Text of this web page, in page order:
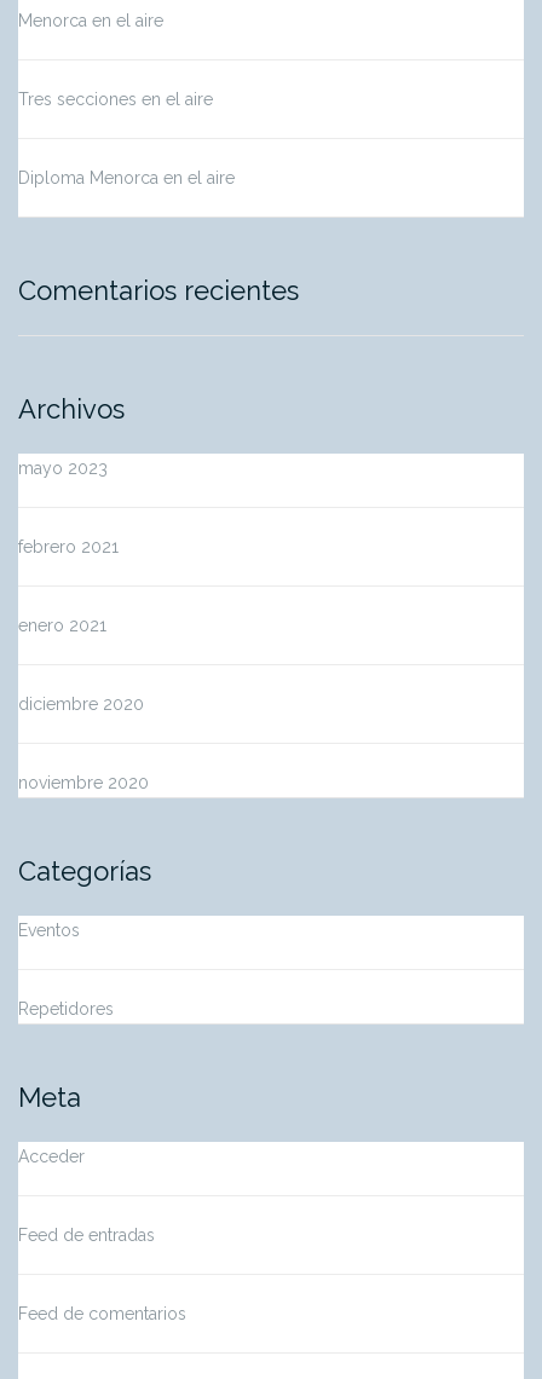
Menorca en el aire
Tres secciones en el aire
Diploma Menorca en el aire
Comentarios recientes
Archivos
mayo 2023
febrero 2021
enero 2021
diciembre 2020
noviembre 2020
Categorías
Eventos
Repetidores
Meta
Acceder
Feed de entradas
Feed de comentarios